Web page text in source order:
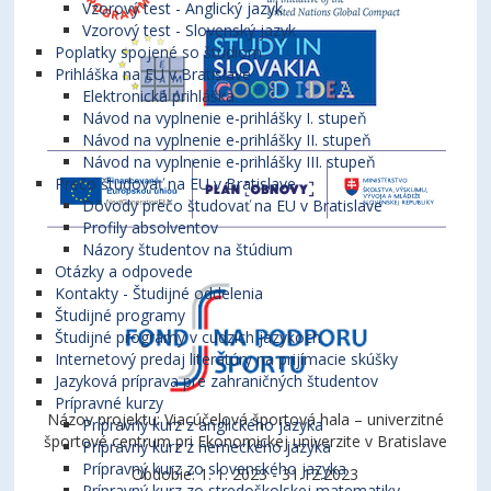
Vzorový test - Anglický jazyk
Vzorový test - Slovenský jazyk
Poplatky spojené so štúdiom
Prihláška na EU v Bratislave
Elektronická prihláška
Návod na vyplnenie e-prihlášky I. stupeň
Návod na vyplnenie e-prihlášky II. stupeň
Návod na vyplnenie e-prihlášky III. stupeň
Prečo študovať na EU v Bratislave
Dôvody prečo študovať na EU v Bratislave
Profily absolventov
Názory študentov na štúdium
Otázky a odpovede
Kontakty - Študijné oddelenia
Študijné programy
Študijné programy v cudzích jazykoch
Internetový predaj literatúry na prijímacie skúšky
Jazyková príprava pre zahraničných študentov
Prípravné kurzy
Prípravný kurz z anglického jazyka
Prípravný kurz z nemeckého jazyka
Prípravný kurz zo slovenského jazyka
Názov projektu: Viacúčelová športová hala – univerzitné
športové centrum pri Ekonomickej univerzite v Bratislave
Obdobie: 1. 1. 2023 - 31.12.2023